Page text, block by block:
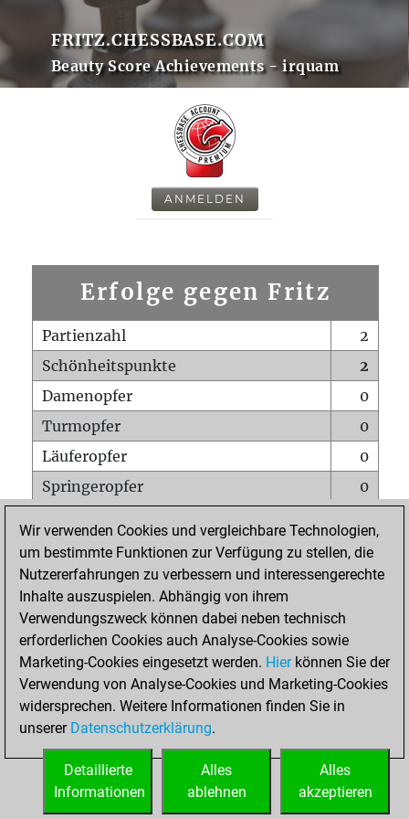
FRITZ.CHESSBASE.COM
Beauty Score Achievements - irquam
ANMELDEN
Erfolge gegen Fritz
Partienzahl
2
Schönheitspunkte
2
Damenopfer
0
Turmopfer
0
Läuferopfer
0
Springeropfer
0
Matt auf vollem Brett
0
Bauer setzt Matt
0
Erstickte Matts
Unterverwandlungen
Türme auf der siebten
0
STARTSEITE
Wir verwenden Cookies und vergleichbare Technologien,
um bestimmte Funktionen zur Verfügung zu stellen, die
Nutzererfahrungen zu verbessern und interessengerechte
Inhalte auszuspielen. Abhängig von ihrem
Verwendungszweck können dabei neben technisch
erforderlichen Cookies auch Analyse-Cookies sowie
Marketing-Cookies eingesetzt werden. Hierkönnen Sie der
Verwendung von Analyse-Cookies und Marketing-Cookies
widersprechen. Weitere Informationen finden Sie in
unserer Datenschutzerklärung.
Alles
akzeptieren
Alles
ablehnen
Detaillierte
Informationen